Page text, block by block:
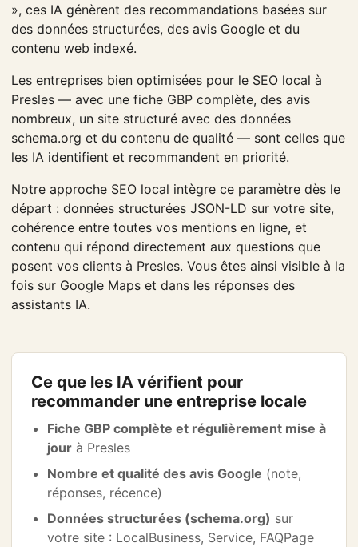
», ces IA génèrent des recommandations basées sur
des données structurées, des avis Google et du
contenu web indexé.
Les entreprises bien optimisées pour le SEO local à
Presles — avec une fiche GBP complète, des avis
nombreux, un site structuré avec des données
schema.org et du contenu de qualité — sont celles que
les IA identifient et recommandent en priorité.
Notre approche SEO local intègre ce paramètre dès le
départ : données structurées JSON-LD sur votre site,
cohérence entre toutes vos mentions en ligne, et
contenu qui répond directement aux questions que
posent vos clients à Presles. Vous êtes ainsi visible à la
fois sur Google Maps et dans les réponses des
assistants IA.
Ce que les IA vérifient pour
recommander une entreprise locale
Fiche GBP complète et régulièrement mise à
jour à Presles
Nombre et qualité des avis Google (note,
réponses, récence)
Données structurées (schema.org) sur
votre site : LocalBusiness, Service, FAQPage